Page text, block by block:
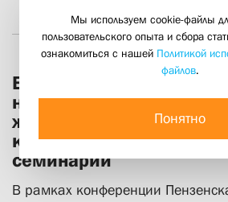
Вопросы сохранения
новомучениках,
жертвах репрессий
конференции в
семинарии
В рамках конференции
Мы используем cookie-файлы
пользовательского опыта и сбора
ознакомиться с нашей Политикой
файлов.
Понятно